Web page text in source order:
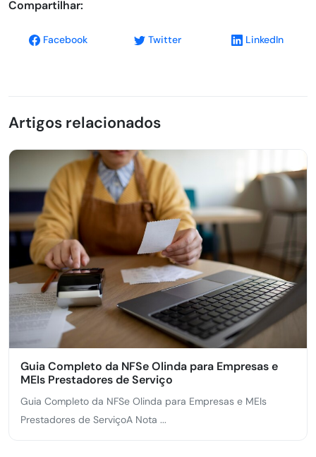
Compartilhar:
Facebook Twitter LinkedIn
Artigos relacionados
Guia Completo da NFSe Olinda para Empresas e
MEIs Prestadores de Serviço
Guia Completo da NFSe Olinda para Empresas e MEIs
Prestadores de ServiçoA Nota ...